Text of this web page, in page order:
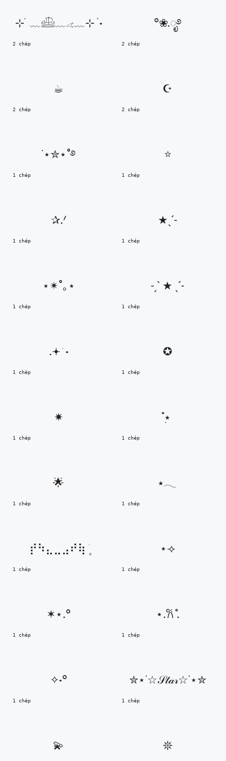
2 chép
⊹ ࣪ ﹏𓊝﹏𓂁﹏⊹ ࣪ ˖
2 chép
°❀.ೃ࿔
2 chép
☕︎
2 chép
☪︎
1 chép
˙⋆✮⋆˚࿔
1 chép
⭐
1 chép
✰.ᐟ
1 chép
★ˎˊ˗
1 chép
⋆✴︎˚｡⋆
1 chép
˗ˏˋ ★ ˎˊ˗
1 chép
.𖥔 ݁ ˖
1 chép
✪
1 chép
✷
1 chép
๋࣭⭑
1 chép
🌟
1 chép
⭑𓂃
1 chép
⡞⠳⣄⣀⣠⠞⢷ ֹ۪
1 chép
⋆⟢
1 chép
✶⋆.°
1 chép
⋆.𐙚 ̊.
1 chép
✧˖°
1 chép
✮⋆˙☆𝒮𝓉𝒶𝓇☆˙⋆✮
💫 𖤓